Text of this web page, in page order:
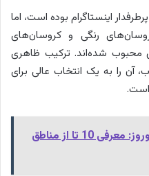
اینستاگرام بوده است، اما
رنگی و کروسان‌های
محبوب شده‌اند. ترکیب ظاهری
آن را به یک انتخاب عالی برای
است.
مکان های خلوت ایران در عید نوروز: معرفی 10 تا از مناطق